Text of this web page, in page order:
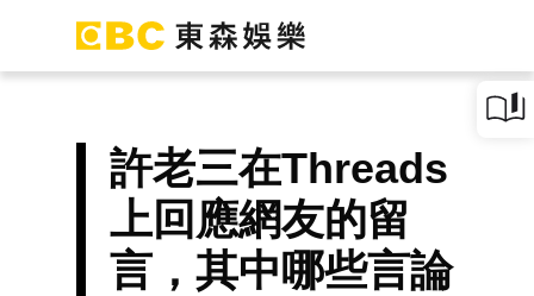
許老三在Threads
上回應網友的留
言，其中哪些言論